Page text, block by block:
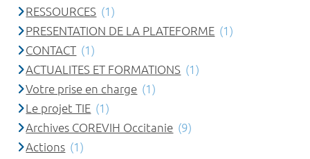
RESSOURCES (1)
PRESENTATION DE LA PLATEFORME (1)
CONTACT (1)
ACTUALITES ET FORMATIONS (1)
Votre prise en charge (1)
Le projet TIE (1)
Archives COREVIH Occitanie (9)
Actions (1)